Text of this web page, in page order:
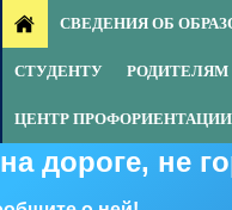
дороге, не
СВЕДЕНИЯ ОБ
СТУДЕНТУ РОДИТЕЛЯМ
ЦЕНТР ПРОФОРИЕНТАЦИИ